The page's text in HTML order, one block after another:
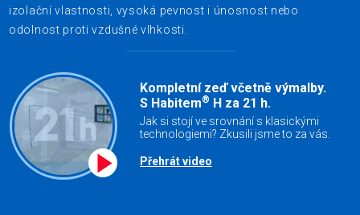
izolační vlastnosti, vysoká pevnost i únosnost nebo
odolnost proti vzdušné vlhkosti.
Kompletní zeď včetně výmalby.
S Habitem® H za 21 h.
Jak si stojí ve srovnání s klasickými
technologiemi? Zkusili jsme to za vás.
Přehrát video